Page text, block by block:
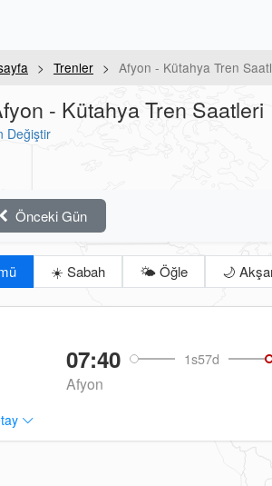
Trenler Afyon - Kütahya Tren
- Kütahya Tren Saatleri
Değiştir
Önceki Gün
☀️ Sabah 🌤️ Öğle 🌙
07:40 1s57d
Afyon